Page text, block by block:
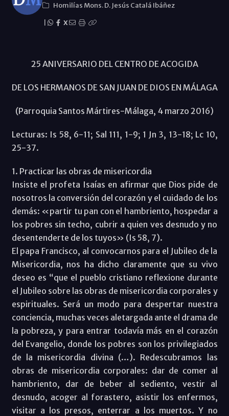
Homilías Mons. D. Jesús Catalá Ibáñez
X
25 ANIVERSARIO DEL CENTRO DE ACOGIDA
DE LOS HERMANOS DE SAN JUAN DE DIOS EN MÁLAGA
(Parroquia Santos Mártires-Málaga, 4 marzo 2016)
Lecturas: Is 58, 6-11; Sal 111, 1-9; 1 Jn 3, 13-18; Lc 10,
25-37.
1. Practicar las obras de misericordia
Insiste el profeta Isaías en afirmar que Dios pide de
nosotros la conversión del corazón y el cuidado de los
demás: «partir tu pan con el hambriento, hospedar a
los pobres sin techo, cubrir a quien ves desnudo y no
desentenderte de los tuyos» (Is 58, 7).
El papa Francisco, al convocarnos para el Jubileo de la
Misericordia, nos ha dicho claramente que su vivo
deseo es “que el pueblo cristiano reflexione durante
el Jubileo sobre las obras de misericordia corporales y
espirituales. Será un modo para despertar nuestra
conciencia, muchas veces aletargada ante el drama de
la pobreza, y para entrar todavía más en el corazón
del Evangelio, donde los pobres son los privilegiados
de la misericordia divina (…). Redescubramos las
obras de misericordia corporales: dar de comer al
hambriento, dar de beber al sediento, vestir al
desnudo, acoger al forastero, asistir los enfermos,
visitar a los presos, enterrar a los muertos. Y no